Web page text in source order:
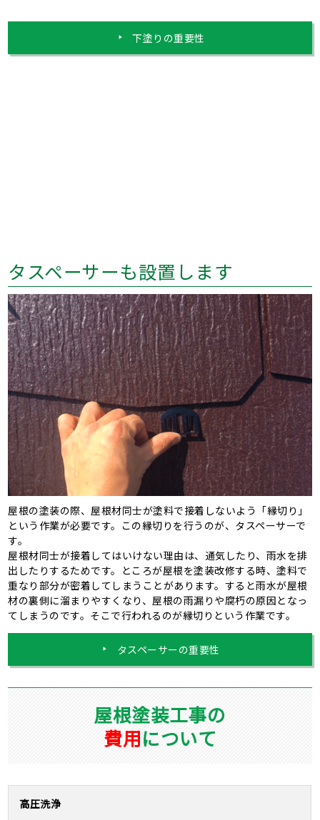
下塗りの重要性
タスペーサーも設置します
屋根の塗装の際、屋根材同士が塗料で接着しないよう「縁切り」
という作業が必要です。この縁切りを行うのが、タスペーサーで
す。
屋根材同士が接着してはいけない理由は、通気したり、雨水を排
出したりするためです。ところが屋根を塗装改修する時、塗料で
重なり部分が密着してしまうことがあります。すると雨水が屋根
材の裏側に溜まりやすくなり、屋根の雨漏りや腐朽の原因となっ
てしまうのです。そこで行われるのが縁切りという作業です。
タスペーサーの重要性
屋根塗装工事の
費用について
高圧洗浄